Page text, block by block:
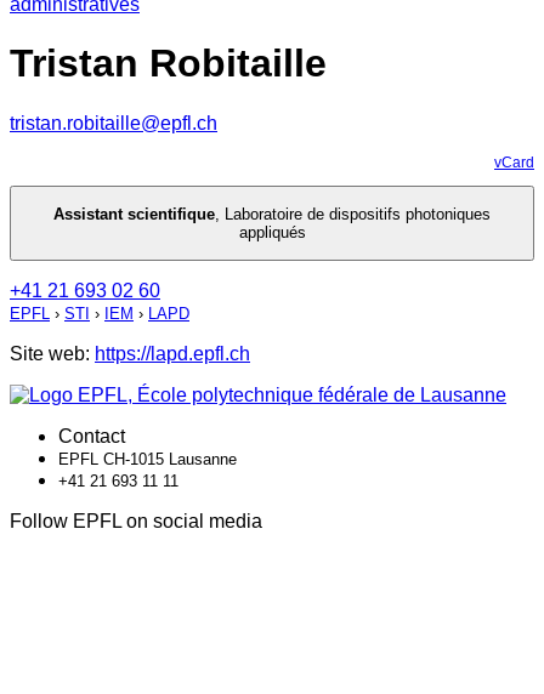
Tristan Robitaille
tristan.robitaille@epfl.ch
vCard
Assistant scientifique, Laboratoire de dispositifs photoniques
appliqués
+41 21 693 02 60
EPFL › STI › IEM › LAPD
Site web: https://lapd.epfl.ch
Contact
EPFL CH-1015 Lausanne
+41 21 693 11 11
Follow EPFL on social media